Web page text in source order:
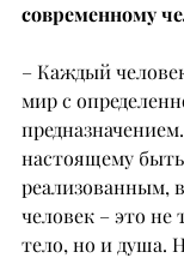
современному
– Каждый
мир с
настоящему
реализованным,
человек – это не
тело, но и душа.